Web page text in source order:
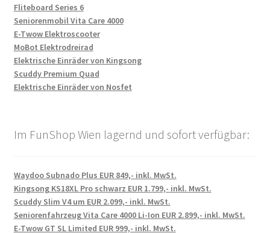
Fliteboard Series 6
Seniorenmobil Vita Care 4000
E-Twow Elektroscooter
MoBot Elektrodreirad
Elektrische Einräder von Kingsong
Scuddy Premium Quad
Elektrische Einräder von Nosfet
Im FunShop Wien lagernd und sofort verfügbar:
Waydoo Subnado Plus EUR 849,- inkl. MwSt.
Kingsong KS18XL Pro schwarz EUR 1.799,- inkl. MwSt.
Scuddy Slim V4 um EUR 2.099,- inkl. MwSt.
Seniorenfahrzeug Vita Care 4000 Li-Ion EUR 2.899,- inkl. MwSt.
E-Twow GT SL Limited EUR 999,- inkl. MwSt.